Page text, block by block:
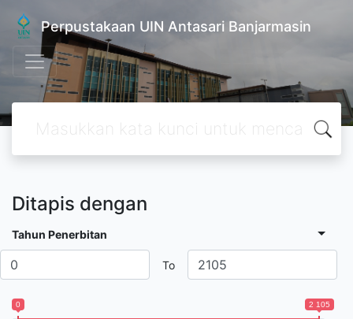
Perpustakaan UIN Antasari Banjarmasin
Ditapis dengan
Tahun Penerbitan
To
0 2 105